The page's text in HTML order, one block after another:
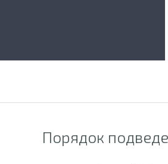
Порядок